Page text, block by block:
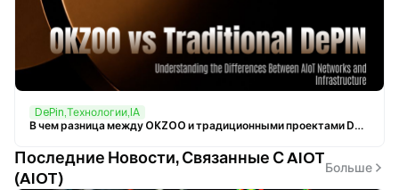
DePin,Технологии,IA
В чем разница между OKZOO и традиционными проектами DePIN? AIoT-сеть против инфраструктурной сети
Последние Новости, Связанные С AIOT
(AIOT)
Больше